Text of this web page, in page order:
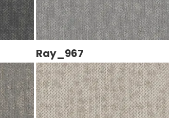
Ray_967